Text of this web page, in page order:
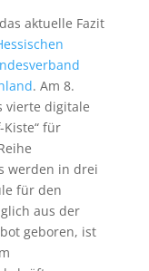
aktuelle Fazit
. Am 8.
vierte digitale
für
werden in drei
für den
aus der
geboren, ist